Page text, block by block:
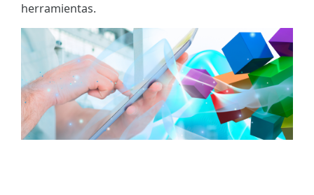
herramientas.